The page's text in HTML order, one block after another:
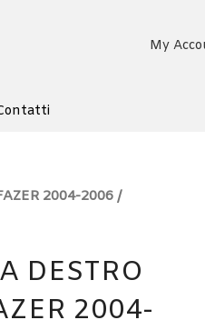
My
2004-2006 /
DESTRO
2004-